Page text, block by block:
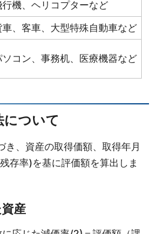
行機、ヘリコプターなど
車、客車、大型特殊自動車など
ソコン、事務机、医療機器など
について
き、資産の取得価額、取得年月
存率)を基に評価額を算出しま
産